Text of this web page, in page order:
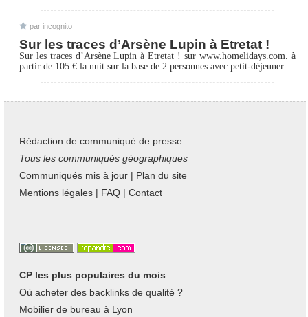
par incognito
Sur les traces d’Arsène Lupin à Etretat !
Sur les traces d’Arsène Lupin à Etretat ! sur www.homelidays.com. à
partir de 105 € la nuit sur la base de 2 personnes avec petit-déjeuner
Rédaction de communiqué de presse
Tous les communiqués géographiques
Communiqués mis à jour | Plan du site
Mentions légales | FAQ | Contact
CP les plus populaires du mois
Où acheter des backlinks de qualité ?
Mobilier de bureau à Lyon